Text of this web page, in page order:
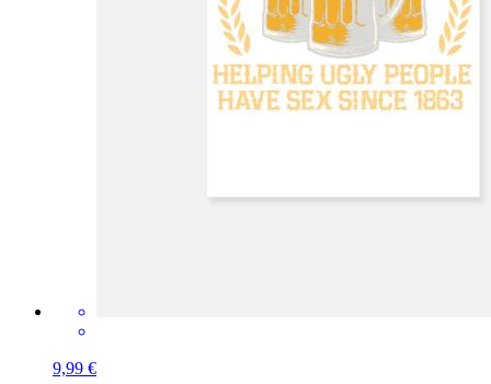
9,99 €